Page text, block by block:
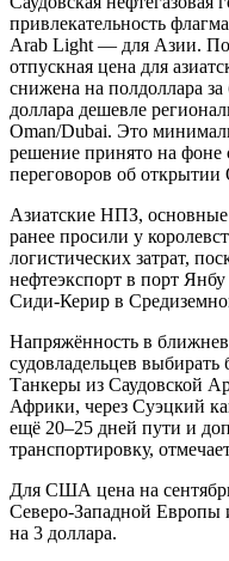
привлекательность
Arab Light — для Азии. По
отпускная цена для
снижена на полдоллара за
доллара дешевле
Oman/Dubai. Это
решение принято на фоне
переговоров об открытии
Азиатские НПЗ, основные
ранее просили у
логистических затрат,
нефтеэкспорт в порт
Сиди-Керир в
Напряжённость в
судовладельцев
Танкеры из Саудовской
Африки, через Суэцкий
ещё 20–25 дней пути и
транспортировку,
Для США цена на
Северо-Западной Европы
на 3 доллара.